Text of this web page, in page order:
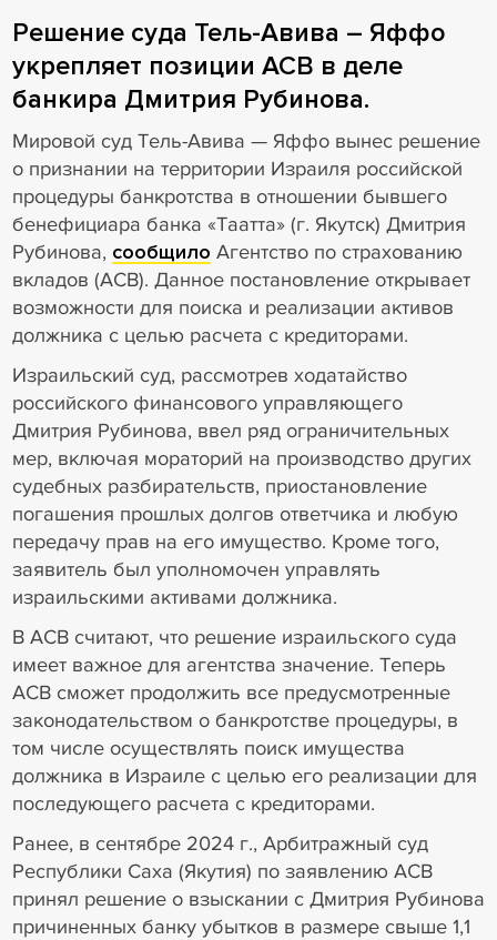
Решение суда Тель-Авива – Яффо
укрепляет позиции АСВ в деле
банкира Дмитрия Рубинова.
Мировой суд Тель-Авива — Яффо вынес решение
о признании на территории Израиля российской
процедуры банкротства в отношении бывшего
бенефициара банка «Таатта» (г. Якутск) Дмитрия
Рубинова, сообщило Агентство по страхованию
вкладов (АСВ). Данное постановление открывает
возможности для поиска и реализации активов
должника с целью расчета с кредиторами.
Израильский суд, рассмотрев ходатайство
российского финансового управляющего
Дмитрия Рубинова, ввел ряд ограничительных
мер, включая мораторий на производство других
судебных разбирательств, приостановление
погашения прошлых долгов ответчика и любую
передачу прав на его имущество. Кроме того,
заявитель был уполномочен управлять
израильскими активами должника.
В АСВ считают, что решение израильского суда
имеет важное для агентства значение. Теперь
АСВ сможет продолжить все предусмотренные
законодательством о банкротстве процедуры, в
том числе осуществлять поиск имущества
должника в Израиле с целью его реализации для
последующего расчета с кредиторами.
Ранее, в сентябре 2024 г., Арбитражный суд
Республики Саха (Якутия) по заявлению АСВ
принял решение о взыскании с Дмитрия Рубинова
причиненных банку убытков в размере свыше 1,1